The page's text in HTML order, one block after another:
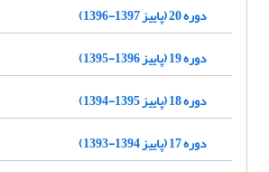
دوره 20 (پاییز 1397-1396)
دوره 19 (پاییز 1396-1395)
دوره 18 (پاییز 1395-1394)
دوره 17 (پاییز 1394-1393)